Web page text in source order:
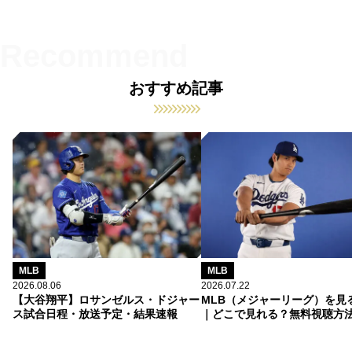
おすすめ記事
MLB
2026.08.06
【大谷翔平】ロサンゼルス・ドジャー
ス試合日程・放送予定・結果速報
MLB
2026.07.22
MLB（メジャーリーグ）を見
｜どこで見れる？無料視聴方